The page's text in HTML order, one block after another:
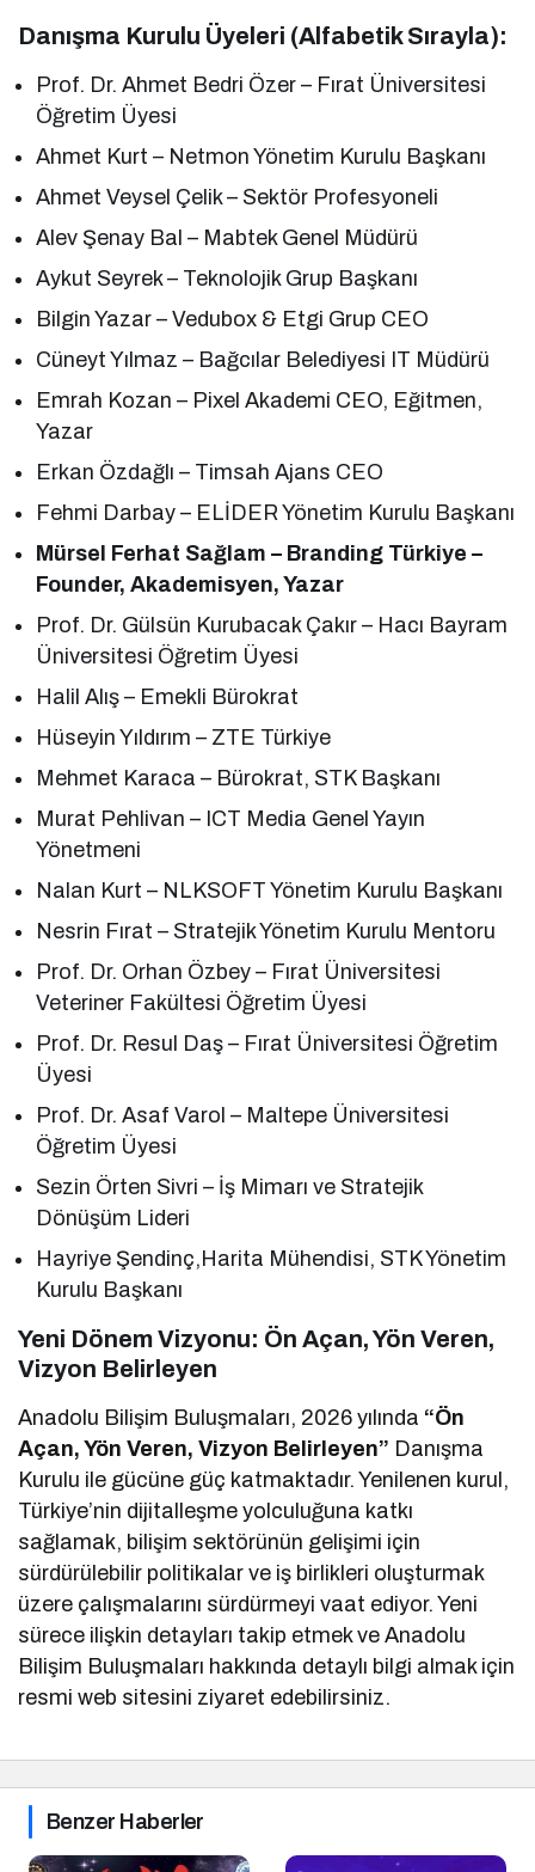
Danışma Kurulu Üyeleri (Alfabetik Sırayla):
Prof. Dr. Ahmet Bedri Özer – Fırat Üniversitesi
Öğretim Üyesi
Ahmet Kurt – Netmon Yönetim Kurulu Başkanı
Ahmet Veysel Çelik – Sektör Profesyoneli
Alev Şenay Bal – Mabtek Genel Müdürü
Aykut Seyrek – Teknolojik Grup Başkanı
Bilgin Yazar – Vedubox & Etgi Grup CEO
Cüneyt Yılmaz – Bağcılar Belediyesi IT Müdürü
Emrah Kozan – Pixel Akademi CEO, Eğitmen,
Yazar
Erkan Özdağlı – Timsah Ajans CEO
Fehmi Darbay – ELİDER Yönetim Kurulu Başkanı
Mürsel Ferhat Sağlam – Branding Türkiye –
Founder, Akademisyen, Yazar
Prof. Dr. Gülsün Kurubacak Çakır – Hacı Bayram
Üniversitesi Öğretim Üyesi
Halil Alış – Emekli Bürokrat
Hüseyin Yıldırım – ZTE Türkiye
Mehmet Karaca – Bürokrat, STK Başkanı
Murat Pehlivan – ICT Media Genel Yayın
Yönetmeni
Nalan Kurt – NLKSOFT Yönetim Kurulu Başkanı
Nesrin Fırat – Stratejik Yönetim Kurulu Mentoru
Prof. Dr. Orhan Özbey – Fırat Üniversitesi
Veteriner Fakültesi Öğretim Üyesi
Prof. Dr. Resul Daş – Fırat Üniversitesi Öğretim
Üyesi
Prof. Dr. Asaf Varol – Maltepe Üniversitesi
Öğretim Üyesi
Sezin Örten Sivri – İş Mimarı ve Stratejik
Dönüşüm Lideri
Hayriye Şendinç,Harita Mühendisi, STK Yönetim
Kurulu Başkanı
Yeni Dönem Vizyonu: Ön Açan, Yön Veren,
Vizyon Belirleyen
Anadolu Bilişim Buluşmaları, 2026 yılında “Ön
Açan, Yön Veren, Vizyon Belirleyen” Danışma
Kurulu ile gücüne güç katmaktadır. Yenilenen kurul,
Türkiye’nin dijitalleşme yolculuğuna katkı
sağlamak, bilişim sektörünün gelişimi için
sürdürülebilir politikalar ve iş birlikleri oluşturmak
üzere çalışmalarını sürdürmeyi vaat ediyor. Yeni
sürece ilişkin detayları takip etmek ve Anadolu
Bilişim Buluşmaları hakkında detaylı bilgi almak için
resmi web sitesini ziyaret edebilirsiniz.
Benzer Haberler